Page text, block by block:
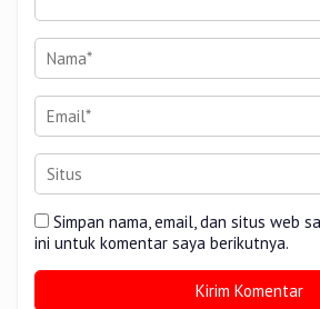
Simpan nama, email, dan situs web
ini untuk komentar saya berikutnya.